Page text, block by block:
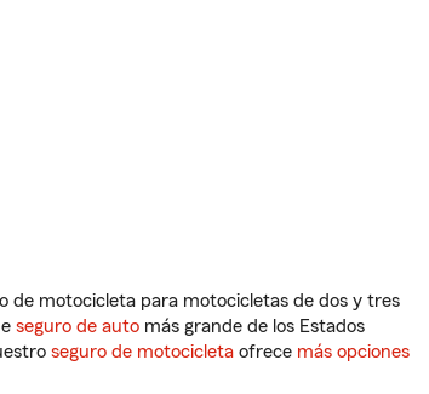
de motocicleta para motocicletas de dos y tres
seguro de auto más grande de los Estados
seguro de motocicleta ofrece más opciones